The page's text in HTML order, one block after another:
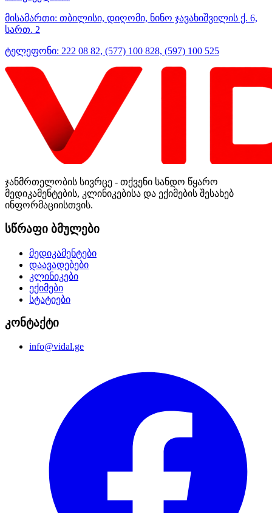
მისამართი: თბილისი, დიღომი, ნინო ჯავახიშვილის ქ. 6,
სართ. 2
ტელეფონი: 222 08 82, (577) 100 828, (597) 100 525
ჯანმრთელობის სივრცე - თქვენი სანდო წყარო
მედიკამენტების, კლინიკებისა და ექიმების შესახებ
ინფორმაციისთვის.
სწრაფი ბმულები
მედიკამენტები
დაავადებები
კლინიკები
ექიმები
სტატიები
კონტაქტი
info@vidal.ge